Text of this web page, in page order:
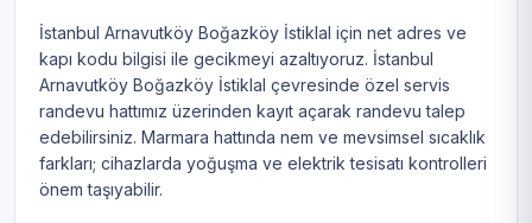
İstanbul Arnavutköy Boğazköy İstiklal için net adres ve
kapı kodu bilgisi ile gecikmeyi azaltıyoruz. İstanbul
Arnavutköy Boğazköy İstiklal çevresinde özel servis
randevu hattımız üzerinden kayıt açarak randevu talep
edebilirsiniz. Marmara hattında nem ve mevsimsel sıcaklık
farkları; cihazlarda yoğuşma ve elektrik tesisatı kontrolleri
önem taşıyabilir.